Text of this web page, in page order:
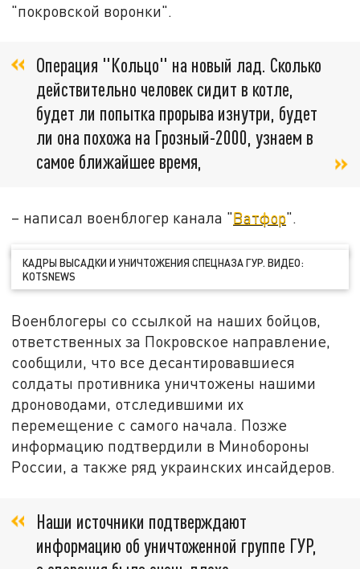
"покровской воронки".
Операция "Кольцо" на новый лад. Сколько
действительно человек сидит в котле,
будет ли попытка прорыва изнутри, будет
ли она похожа на Грозный-2000, узнаем в
самое ближайшее время,
– написал военблогер канала "Ватфор".
КАДРЫ ВЫСАДКИ И УНИЧТОЖЕНИЯ СПЕЦНАЗА ГУР. ВИДЕО:
KOTSNEWS
Военблогеры со ссылкой на наших бойцов,
ответственных за Покровское направление,
сообщили, что все десантировавшиеся
солдаты противника уничтожены нашими
дроноводами, отследившими их
перемещение с самого начала. Позже
информацию подтвердили в Минобороны
России, а также ряд украинских инсайдеров.
Наши источники подтверждают
информацию об уничтоженной группе ГУР,